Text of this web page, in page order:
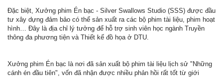
Đặc biệt, Xưởng phim Én bạc - Silver Swallows Studio (SSS) được đầu
tư xây dựng đảm bảo có thể sản xuất ra các bộ phim tài liệu, phim hoạt
hình… Đây là địa chỉ lý tưởng để hỗ trợ sinh viên học ngành Truyền
thông đa phương tiện và Thiết kế đồ họa ở DTU.
Xưởng phim Én bạc là nơi đã sản xuất bộ phim tài liệu lịch sử "Những
cánh én đầu tiên", vốn đã nhận được nhiều phản hồi rất tốt từ giới